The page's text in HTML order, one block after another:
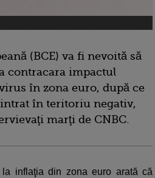
(BCE) va fi nevoită să
contracara impactul
în zona euro, după ce
în teritoriu negativ,
marţi de CNBC.
la inflaţia din zona euro arată că